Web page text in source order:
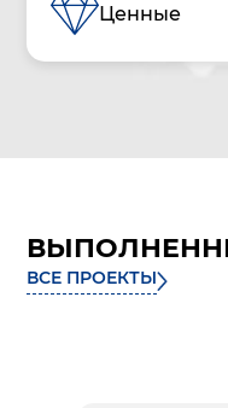
Ценные
ВСЕ ПРОЕКТЫ